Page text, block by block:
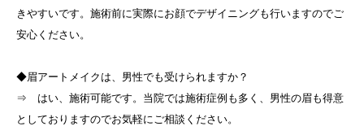
きやすいです。施術前に実際にお顔でデザイニングも行いますのでご
安心ください。
◆眉アートメイクは、男性でも受けられますか？
⇒ はい、施術可能です。当院では施術症例も多く、男性の眉も得意
としておりますのでお気軽にご相談ください。